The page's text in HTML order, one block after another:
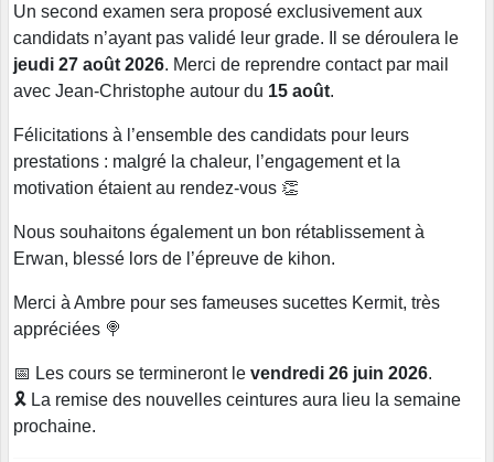
Un second examen sera proposé exclusivement aux
candidats n’ayant pas validé leur grade. Il se déroulera le
jeudi 27 août 2026. Merci de reprendre contact par mail
avec Jean-Christophe autour du 15 août.
Félicitations à l’ensemble des candidats pour leurs
prestations : malgré la chaleur, l’engagement et la
motivation étaient au rendez-vous 👏
Nous souhaitons également un bon rétablissement à
Erwan, blessé lors de l’épreuve de kihon.
Merci à Ambre pour ses fameuses sucettes Kermit, très
appréciées 🍭
📅 Les cours se termineront le vendredi 26 juin 2026.
🎗️ La remise des nouvelles ceintures aura lieu la semaine
prochaine.